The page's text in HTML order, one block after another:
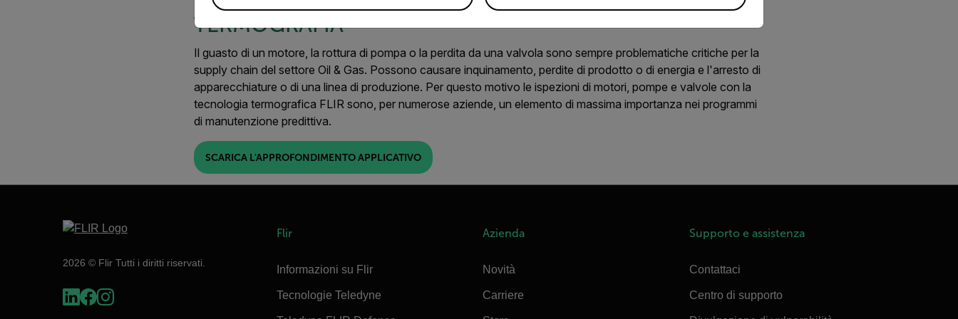
TERMOGRAFIA
Il guasto di un motore, la rottura di pompa o la perdita da una valvola sono sempre problematiche critiche per la
supply chain del settore Oil & Gas. Possono causare inquinamento, perdite di prodotto o di energia e l'arresto di
apparecchiature o di una linea di produzione. Per questo motivo le ispezioni di motori, pompe e valvole con la
tecnologia termografica FLIR sono, per numerose aziende, un elemento di massima importanza nei programmi
di manutenzione predittiva.
SCARICA L'APPROFONDIMENTO APPLICATIVO
2026 © Flir Tutti i diritti riservati.
Flir
Informazioni su Flir
Tecnologie Teledyne
Azienda
Novità
Carriere
Supporto e assistenza
Contattaci
Centro di supporto